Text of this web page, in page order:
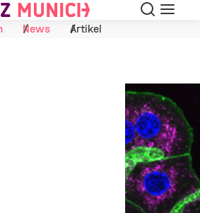
Suche
News Artikel